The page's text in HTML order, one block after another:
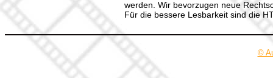
werden. Wir bevorzugen neue
Für die bessere Lesbarkeit sind die
©